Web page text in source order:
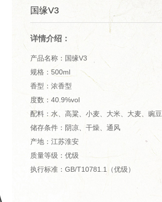
国缘V3
详情介绍：
产品名称：国缘V3
规格：500ml
香型：浓香型
度数：40.9%vol
配料：水、高粱、小麦、大米、大麦、豌豆
储存条件：阴凉、干燥、通风
产地：江苏淮安
质量等级：优级
执行标准：GB/T10781.1（优级）